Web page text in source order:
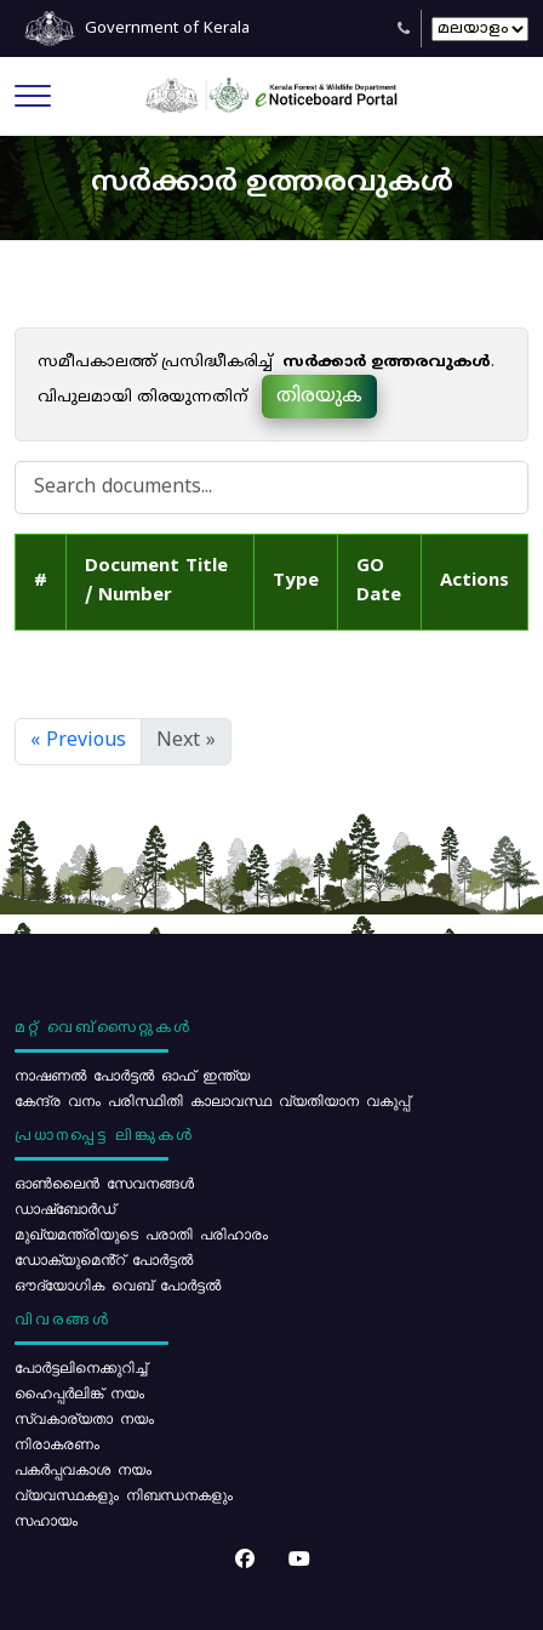
Government of Kerala
സർക്കാർ ഉത്തരവുകൾ
സമീപകാലത്ത് പ്രസിദ്ധീകരിച്ച് സർക്കാർ ഉത്തരവുകൾ.
വിപുലമായി തിരയുന്നതിന്
തിരയുക
#
Document Title
/ Number
Type
GO
Date
Actions
« Previous Next »
മറ്റ് വെബ്സൈറ്റുകൾ
നാഷണൽ പോർട്ടൽ ഓഫ് ഇന്ത്യ
കേന്ദ്ര വനം പരിസ്ഥിതി കാലാവസ്ഥ വ്യതിയാന വകുപ്പ്
പ്രധാനപ്പെട്ട ലിങ്കുകൾ
ഓൺലൈൻ സേവനങ്ങൾ
ഡാഷ്ബോർഡ്
മുഖ്യമന്ത്രിയുടെ പരാതി പരിഹാരം
ഡോക്യുമെൻ്റ് പോർട്ടൽ
ഔദ്യോഗിക വെബ് പോർട്ടൽ
വിവരങ്ങൾ
പോര്‍ട്ടലിനെക്കുറിച്ച്
ഹൈപ്പർലിങ്ക് നയം
സ്വകാര്യതാ നയം
നിരാകരണം
പകർപ്പവകാശ നയം
വ്യവസ്ഥകളും നിബന്ധനകളും
സഹായം